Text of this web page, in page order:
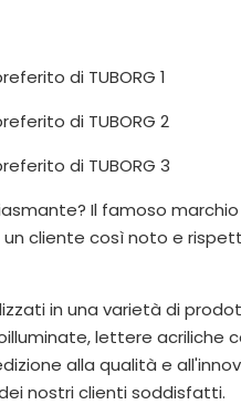
Il famoso marchio
cliente così noto e
in una varietà di
lettere acriliche
alla qualità e
dei nostri clienti soddisfatti.